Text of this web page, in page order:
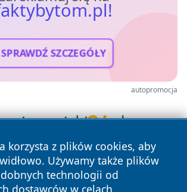
SPRAWDŹ SZCZEGÓŁY
autopromocja
korzysta z plików cookies, aby
Używamy także plików
technologii od
dostawców w celach